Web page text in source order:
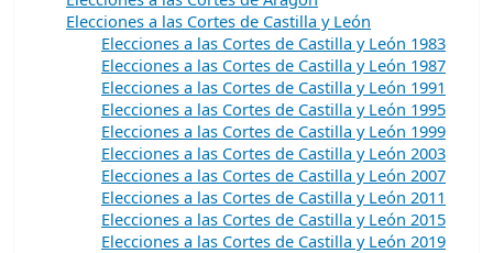
Elecciones a las Cortes de Castilla y León
Elecciones a las Cortes de Castilla y León 1983
Elecciones a las Cortes de Castilla y León 1987
Elecciones a las Cortes de Castilla y León 1991
Elecciones a las Cortes de Castilla y León 1995
Elecciones a las Cortes de Castilla y León 1999
Elecciones a las Cortes de Castilla y León 2003
Elecciones a las Cortes de Castilla y León 2007
Elecciones a las Cortes de Castilla y León 2011
Elecciones a las Cortes de Castilla y León 2015
Elecciones a las Cortes de Castilla y León 2019